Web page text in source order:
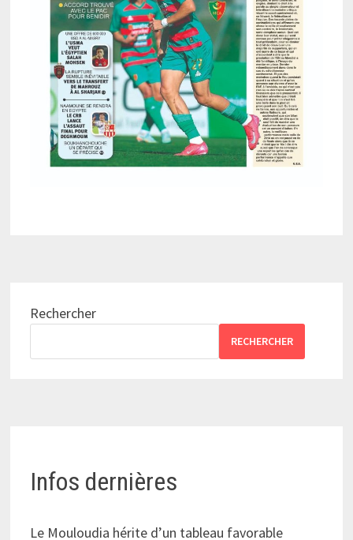
Rechercher
RECHERCHER
Infos dernières
Le Mouloudia hérite d’un tableau favorable